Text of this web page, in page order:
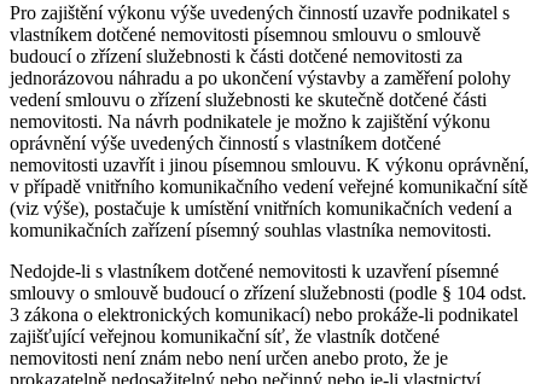
Pro zajištění výkonu výše uvedených činností uzavře podnikatel s
vlastníkem dotčené nemovitosti písemnou smlouvu o smlouvě
budoucí o zřízení služebnosti k části dotčené nemovitosti za
jednorázovou náhradu a po ukončení výstavby a zaměření polohy
vedení smlouvu o zřízení služebnosti ke skutečně dotčené části
nemovitosti. Na návrh podnikatele je možno k zajištění výkonu
oprávnění výše uvedených činností s vlastníkem dotčené
nemovitosti uzavřít i jinou písemnou smlouvu. K výkonu oprávnění,
v případě vnitřního komunikačního vedení veřejné komunikační sítě
(viz výše), postačuje k umístění vnitřních komunikačních vedení a
komunikačních zařízení písemný souhlas vlastníka nemovitosti.
Nedojde-li s vlastníkem dotčené nemovitosti k uzavření písemné
smlouvy o smlouvě budoucí o zřízení služebnosti (podle § 104 odst.
3 zákona o elektronických komunikací) nebo prokáže-li podnikatel
zajišťující veřejnou komunikační síť, že vlastník dotčené
nemovitosti není znám nebo není určen anebo proto, že je
prokazatelně nedosažitelný nebo nečinný nebo je-li vlastnictví